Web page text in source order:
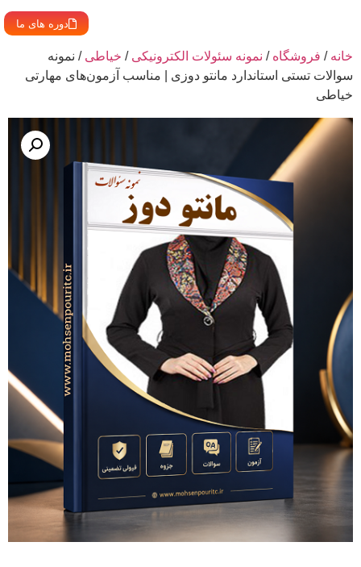
دوره های ما
خانه / فروشگاه / نمونه سئولات الکترونیکی / خیاطی / نمونه
سوالات تستی استاندارد مانتو دوزی | مناسب آزمون‌های مهارتی
خیاطی